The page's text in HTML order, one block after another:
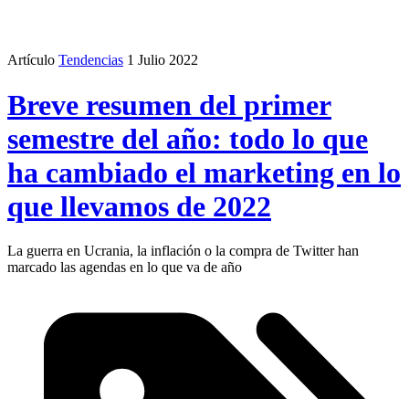
Artículo Tendencias 1 Julio 2022
Breve resumen del primer
semestre del año: todo lo que
ha cambiado el marketing en lo
que llevamos de 2022
La guerra en Ucrania, la inflación o la compra de Twitter han
marcado las agendas en lo que va de año